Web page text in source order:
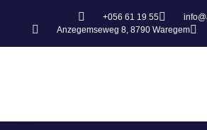
+056 61 19 55
Anzegemseweg 8, 8790 Waregem